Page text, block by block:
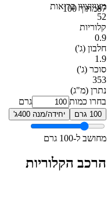
87מתוך 100מצויןציון בריאות
52
קלוריות
0.9
חלבון (ג')
1.9
סוכר (ג')
353
נתרן (מ"ג)
בחרו כמות
גרם
100 גרם יחידה/מנה 400ג'
מחושב ל-100 גרם
הרכב הקלוריות